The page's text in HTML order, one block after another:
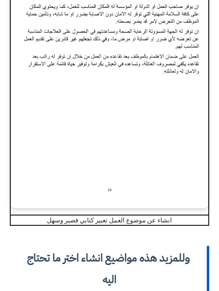
انشاء عن موضوع العمل تعبير كتابي قصير وسهل
وللمزيد هذه مواضيع انشاء اختر ما تحتاج
اليه